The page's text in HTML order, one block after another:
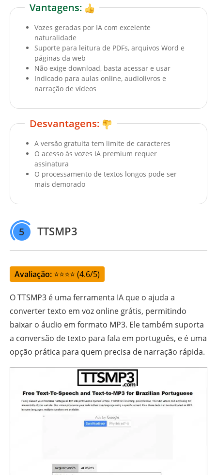
Vantagens:
Vozes geradas por IA com excelente
naturalidade
Suporte para leitura de PDFs, arquivos Word e
páginas da web
Não exige download, basta acessar e usar
Indicado para aulas online, audiolivros e
narração de vídeos
Desvantagens:
A versão gratuita tem limite de caracteres
O acesso às vozes IA premium requer
assinatura
O processamento de textos longos pode ser
mais demorado
5 TTSMP3
Avaliação: ⭐⭐⭐⭐ (4.6/5)
O TTSMP3 é uma ferramenta IA que o ajuda a
converter texto em voz online grátis, permitindo
baixar o áudio em formato MP3. Ele também suporta
a conversão de texto para fala em português, e é uma
opção prática para quem precisa de narração rápida.